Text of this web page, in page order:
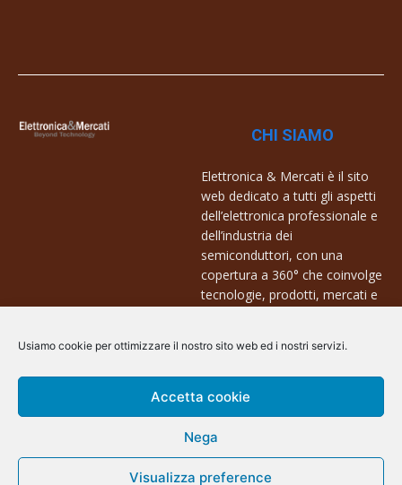
Usiamo cookie per ottimizzare il nostro sito web ed i nostri servizi.
Accetta cookie
Nega
Visualizza preference
CHI SIAMO
Elettronica & Mercati è il sito
web dedicato a tutti gli aspetti
dell’elettronica professionale e
dell’industria dei
semiconduttori, con una
copertura a 360° che coinvolge
tecnologie, prodotti, mercati e
Contatti:
info@arscommunication.it
@ArsCommunication 2023